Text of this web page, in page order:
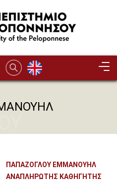
ΠΑΠΑΖΟΓΛΟΥ ΕΜΜΑΝΟΥΗΛ
ΑΝΑΠΛΗΡΩΤΗΣ ΚΑΘΗΓΗΤΗΣ